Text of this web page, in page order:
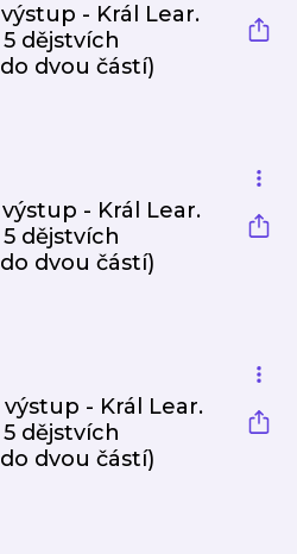
- Král Lear.
dějstvích
dvou částí)
- Král Lear.
dějstvích
dvou částí)
výstup - Král Lear.
dějstvích
dvou částí)